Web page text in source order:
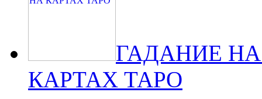
ГАДАНИЕ
КАРТАХ ТАРО